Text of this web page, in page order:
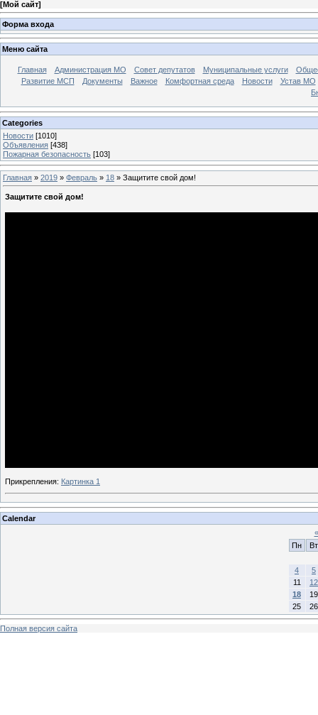
[Мой сайт]
Форма входа
Меню сайта
Главная Администрация МО Совет депутатов Муниципальные услуги
Развитие МСП
Документы Важное Комфортная среда Новости
Устав МО
Categories
Новости [1010]
Объявления [438]
Пожарная безопасность [103]
Главная » 2019 » Февраль » 18 » Защитите свой дом!
Защитите свой дом!
Прикрепления: Картинка 1
Calendar
«
Пн
Вт
4
5
11
12
18
19
25
26
Полная версия сайта